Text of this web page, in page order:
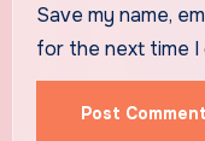
Save my name,
for the next time I